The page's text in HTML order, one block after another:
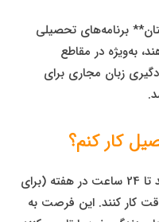
برنامه‌های تحصیلی
به‌ویژه در مقاطع
زبان مجاری برای
بله. دانشجویان بین‌المللی مجاز هستند تا 24 ساعت در هفته (برای
کار کنند. این فرصت به